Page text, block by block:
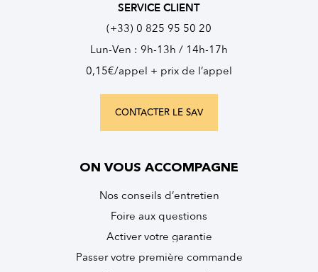
SERVICE CLIENT
(+33) 0 825 95 50 20
Lun-Ven : 9h-13h / 14h-17h
0,15€/appel + prix de l’appel
CONTACTER LE SAV
ON VOUS ACCOMPAGNE
Nos conseils d’entretien
Foire aux questions
Activer votre garantie
Passer votre première commande